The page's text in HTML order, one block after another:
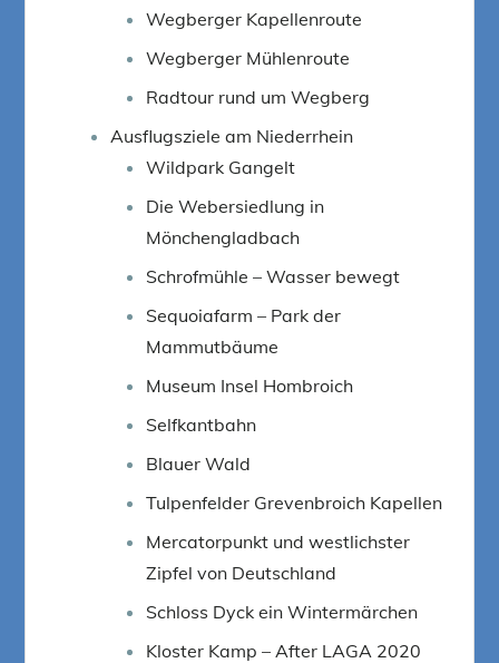
Wegberger Kapellenroute
Wegberger Mühlenroute
Radtour rund um Wegberg
Ausflugsziele am Niederrhein
Wildpark Gangelt
Die Webersiedlung in
Mönchengladbach
Schrofmühle – Wasser bewegt
Sequoiafarm – Park der
Mammutbäume
Museum Insel Hombroich
Selfkantbahn
Blauer Wald
Tulpenfelder Grevenbroich Kapellen
Mercatorpunkt und westlichster
Zipfel von Deutschland
Schloss Dyck ein Wintermärchen
Kloster Kamp – After LAGA 2020